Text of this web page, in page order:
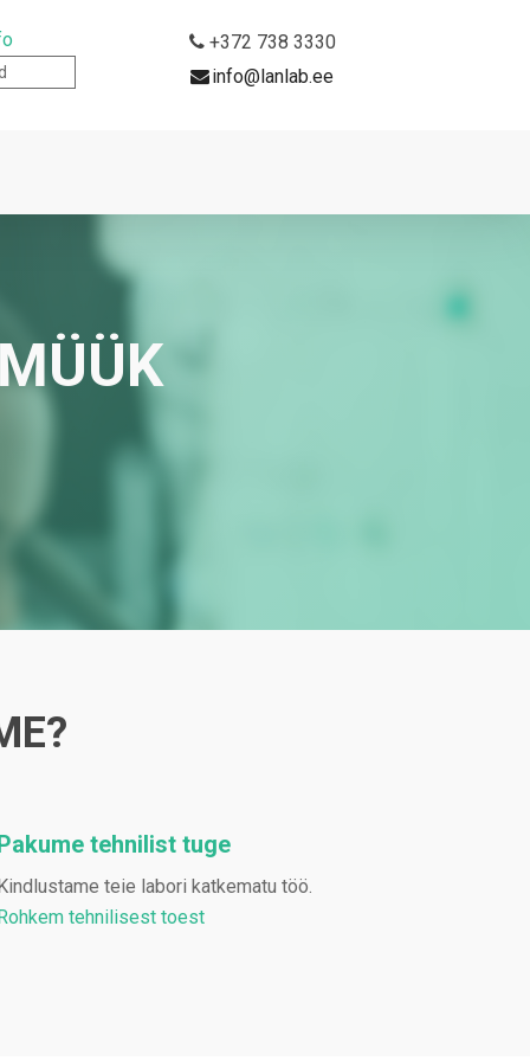
+372 738 3330
info@lanlab.ee
tehnilist tuge
teie labori katkematu töö.
tehnilisest toest